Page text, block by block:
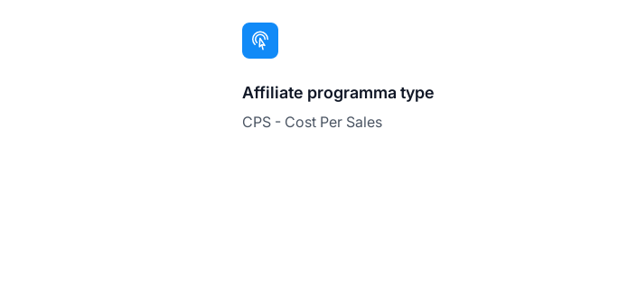
Affiliate programma type
CPS - Cost Per Sales